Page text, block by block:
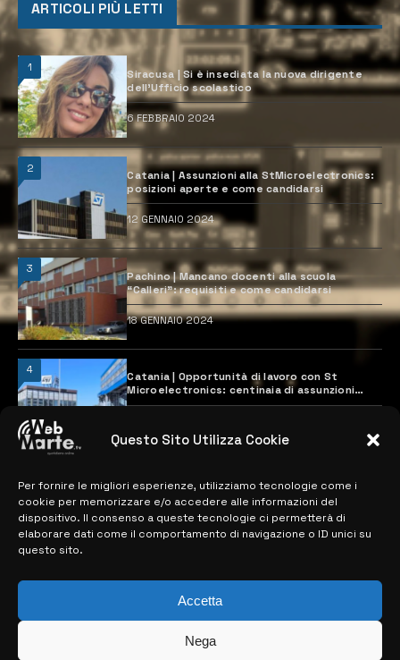
Questo Sito Utilizza Cookie
Per fornire le migliori esperienze, utilizziamo tecnologie come i
cookie per memorizzare e/o accedere alle informazioni del
dispositivo. Il consenso a queste tecnologie ci permetterà di
elaborare dati come il comportamento di navigazione o ID unici su
questo sito.
Accetta
Nega
ARTICOLI PIÙ LETTI
1
Siracusa | Si è insediata la nuova dirigente
dell’Ufficio scolastico
6 FEBBRAIO 2024
2
Catania | Assunzioni alla StMicroelectronics:
posizioni aperte e come candidarsi
12 GENNAIO 2024
3
Pachino | Mancano docenti alla scuola
“Calleri”: requisiti e come candidarsi
18 GENNAIO 2024
4
Catania | Opportunità di lavoro con St
Microelectronics: centinaia di assunzioni
previste
MAPPA DEL SITO
> NOTIZIE